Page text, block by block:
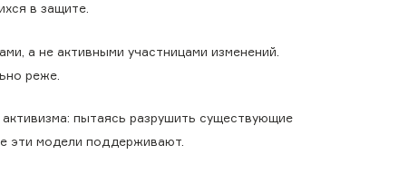
в защите.
а не активными участницами изменений.
реже.
пытаясь разрушить существующие
эти модели поддерживают.